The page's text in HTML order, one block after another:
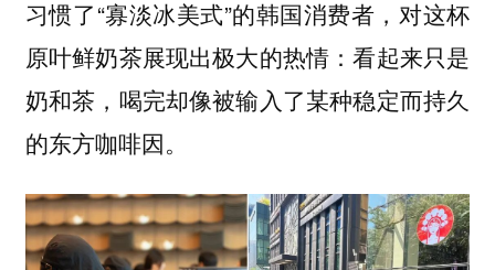
习惯了“寡淡冰美式”的韩国消费者， 对这杯
原叶鲜奶茶展现出极大的热情 ：看起来只是
奶和茶，喝完却像被输入了某种稳定而持久
的东方咖啡因。